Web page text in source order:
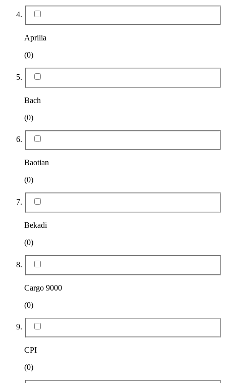
Aprilia
(0)
Bach
(0)
Baotian
(0)
Bekadi
(0)
Cargo 9000
(0)
CPI
(0)